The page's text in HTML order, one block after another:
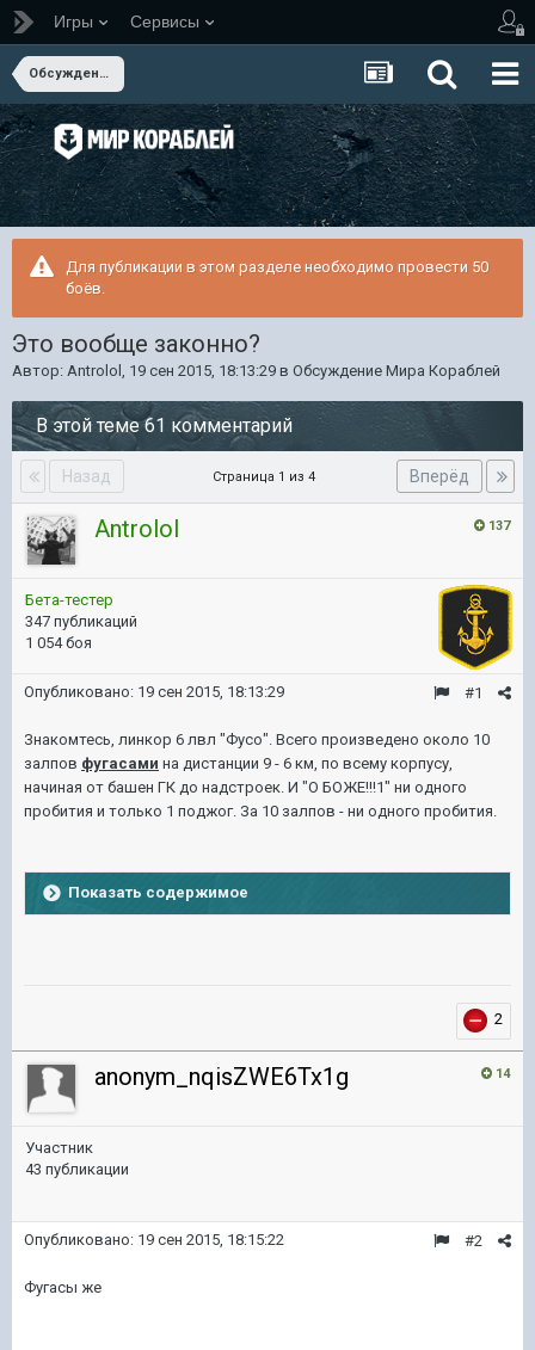
Игры Сервисы
Обсуждение Мира Кораблей
Для публикации в этом разделе необходимо провести 50
боёв.
Это вообще законно?
Автор: Antrolol , 19 сен 2015, 18:13:29 в Обсуждение Мира Кораблей
В этой теме 61 комментарий
Назад Вперёд
Страница 1 из 4
137
Antrolol
Бета-тестер
347 публикаций
1 054 боя
#1
Опубликовано: 19 сен 2015, 18:13:29
Знакомтесь, линкор 6 лвл "Фусо". Всего произведено около 10
залпов фугасами на дистанции 9 - 6 км, по всему корпусу,
начиная от башен ГК до надстроек. И "О БОЖЕ!!!1" ни одного
пробития и только 1 поджог. За 10 залпов - ни одного пробития.
Показать содержимое
2
14
anonym_nqisZWE6Tx1g
Участник
43 публикации
#2
Опубликовано: 19 сен 2015, 18:15:22
Фугасы же